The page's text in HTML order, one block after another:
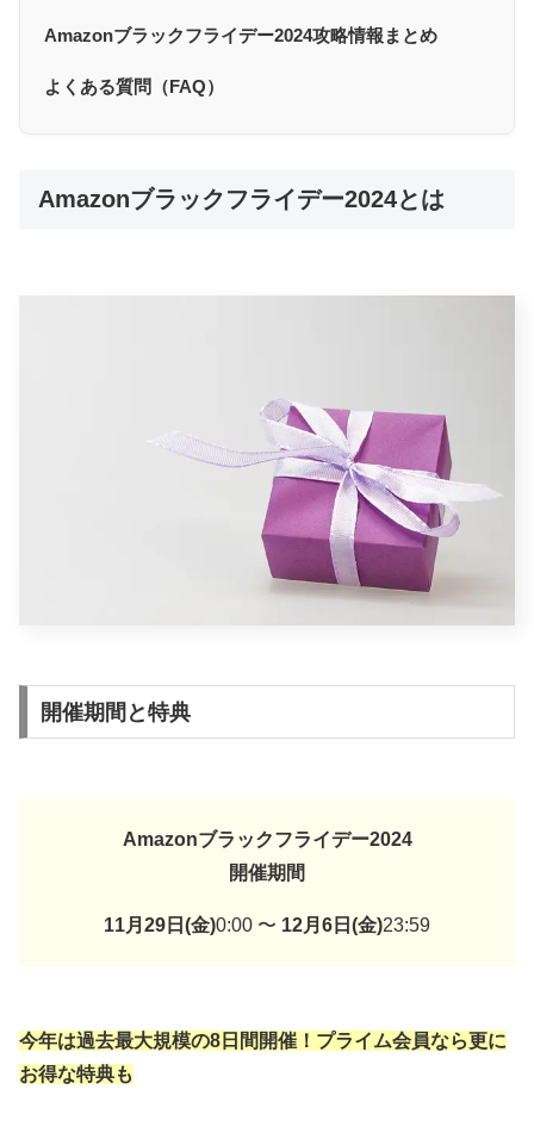
Amazonブラックフライデー2024攻略情報まとめ
よくある質問（FAQ）
Amazonブラックフライデー2024とは
開催期間と特典
Amazonブラックフライデー2024
開催期間
11月29日(金)0:00 〜 12月6日(金)23:59
今年は過去最大規模の8日間開催！プライム会員なら更に
お得な特典も